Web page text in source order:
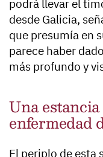
podrá llevar el
desde Galicia,
que presumía en
parece haber
más profundo y
Una
enfermedad
El periplo de esta